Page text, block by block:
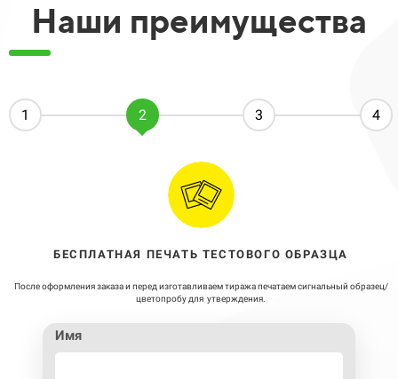
Наши преимущества​​​​
1 2 3 4
ГИБКАЯ СИСТЕМА СКИДОК
Вы можете получить скидку уже при оформлении первого заказа, для постоянных
клиентов действует скидка 5% (помимо доп. скидок и акций)
Имя